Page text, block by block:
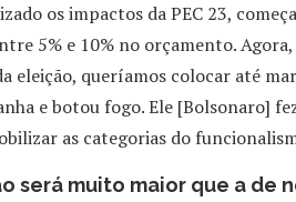
os impactos da PEC 23,
5% e 10% no orçamento.
eleição, queríamos colocar até
e botou fogo. Ele [Bolsonaro]
as categorias do
será muito maior que a de